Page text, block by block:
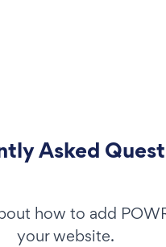
Asked
how to add
your website.